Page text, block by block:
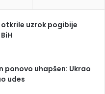
otkrile uzrok pogibije
ponovo uhapšen: Ukrao
udes